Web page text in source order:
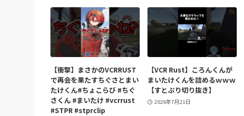
【衝撃】まさかのVCRRUST
で再会を果たすちぐさとまい
たけくん#ちょこらび #ちぐ
さくん #まいたけ #vcrrust
#STPR #stprclip
【VCR Rust】ころんくんが
まいたけくんを詰めるｗｗｗ
【すとぷり切り抜き】
2026年7月21日